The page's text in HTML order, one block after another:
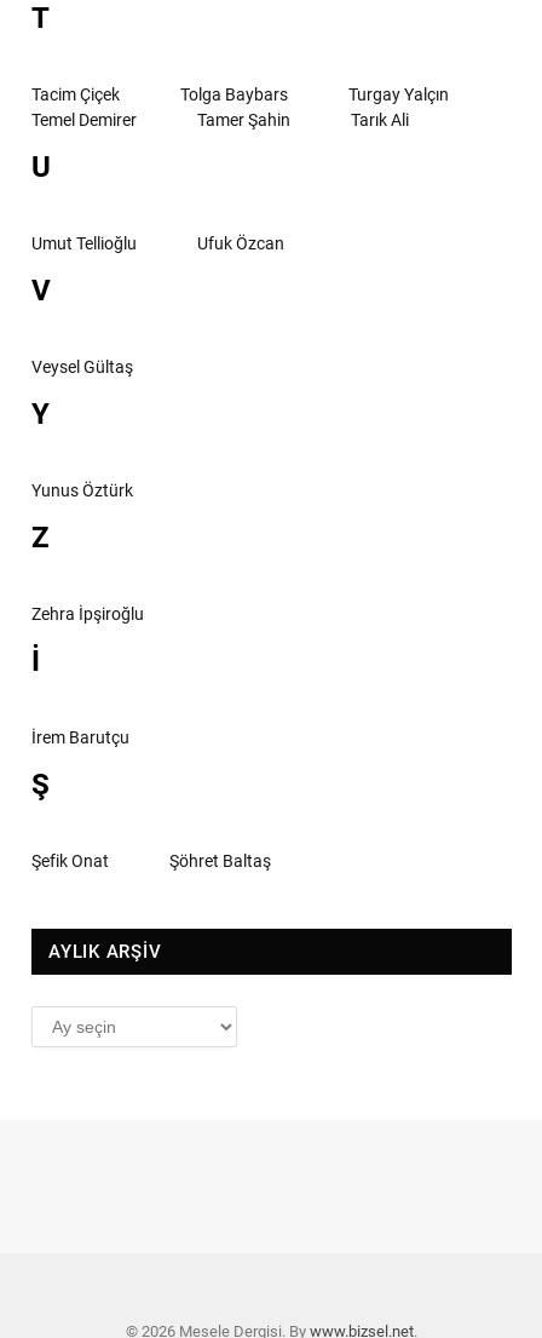
T
Tacim Çiçek Tolga Baybars
Turgay Yalçın
Temel Demirer
Tamer Şahin Tarık Ali
U
Umut Tellioğlu Ufuk Özcan
V
Veysel Gültaş
Y
Yunus Öztürk
Z
Zehra İpşiroğlu
İ
İrem Barutçu
Ş
Şefik Onat Şöhret Baltaş
AYLIK ARŞİV
AYLIK
ARŞİV
© 2026 Mesele Dergisi. By www.bizsel.net.